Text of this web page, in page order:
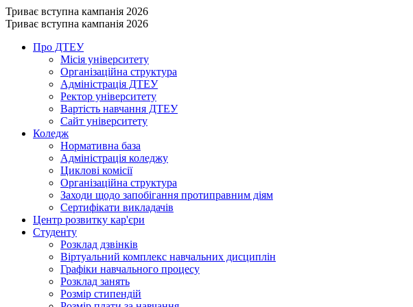
Триває вступна кампанія 2026
Триває вступна кампанія 2026
Про ДТЕУ
Місія університету
Організаційна структура
Адміністрація ДТЕУ
Ректор університету
Вартість навчання ДТЕУ
Сайт університету
Коледж
Нормативна база
Адміністрація коледжу
Циклові комісії
Організаційна структура
Заходи щодо запобігання протиправним діям
Сертифікати викладачів
Центр розвитку кар'єри
Студенту
Розклад дзвінків
Віртуальний комплекс навчальних дисциплін
Графіки навчального процесу
Розклад занять
Розмір стипендій